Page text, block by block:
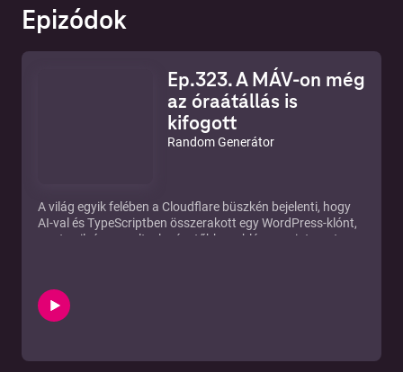
Epizódok
Ep.323. A MÁV-on még
az óraátállás is
kifogott
Random Generátor
A világ egyik felében a Cloudflare büszkén bejelenti, hogy
AI-val és TypeScriptben összerakott egy WordPress-klónt,
mert nyilván az volt a legégetőbb probléma az interneten,
lineáris tévét EPG-vel meg tematikus csatornákkal, mert a
jövő végül mindig ugyanoda kanyarodik vissza: csak most
már algoritmus pakolja a műsort, nem a tévészerkesztő, és